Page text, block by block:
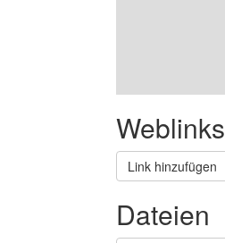
Weblinks
Link hinzufügen
Dateien